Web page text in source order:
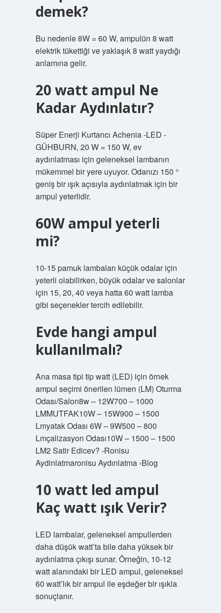
demek?
Bu nedenle 8W = 60 W, ampulün 8 watt
elektrik tükettiği ve yaklaşık 8 watt yaydığı
anlamına gelir.
20 watt ampul Ne
Kadar Aydınlatır?
Süper Enerji Kurtarıcı Achenia -LED -
GÜHBURN, 20 W = 150 W, ev
aydınlatması için geleneksel lambanın
mükemmel bir yere uyuyor. Odanızı 150 °
geniş bir ışık açısıyla aydınlatmak için bir
ampul yeterlidir.
60W ampul yeterli
mi?
10-15 pamuk lambaları küçük odalar için
yeterli olabilirken, büyük odalar ve salonlar
için 15, 20, 40 veya hatta 60 watt lamba
gibi seçenekler tercih edilebilir.
Evde hangi ampul
kullanılmalı?
Ana masa tipi tip watt (LED) için örnek
ampul seçimi önerilen lümen (LM) Oturma
Odası/Salon8w – 12W700 – 1000
LMMUTFAK10W – 15W900 – 1500
Lmyatak Odası 6W – 9W500 – 800
Lmçalizasyon Odası10W – 1500 – 1500
LM2 Satir Edicev? -Ronisu
Aydinlatmaronisu Aydınlatma ›Blog
10 watt led ampul
Kaç watt ışık Verir?
LED lambalar, geleneksel ampullerden
daha düşük watt’ta bile daha yüksek bir
aydınlatma çıkışı sunar. Örneğin, 10-12
watt alanındaki bir LED ampul, geleneksel
60 watt’lık bir ampul ile eşdeğer bir ışıkla
sonuçlanır.